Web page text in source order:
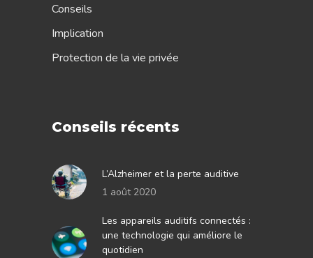
Conseils
Implication
Protection de la vie privée
Conseils récents
L’Alzheimer et la perte auditive
1 août 2020
Les appareils auditifs connectés :
une technologie qui améliore le
quotidien